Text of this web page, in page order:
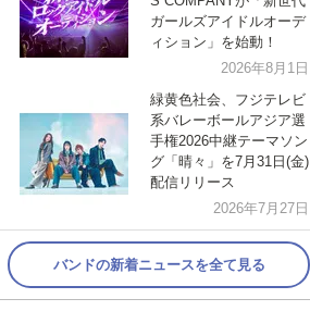
ガールズアイドルオーデ
ィション」を始動！
2026年8月1日
緑黄色社会、フジテレビ
系バレーボールアジア選
手権2026中継テーマソン
グ「晴々」を7月31日(金)
配信リリース
2026年7月27日
バンドの新着ニュースを全て見る